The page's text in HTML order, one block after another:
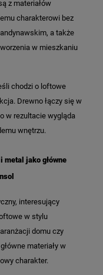
z materiałów
charakterowi bez
a także
w mieszkaniu
chodzi o loftowe
Drewno łączy się w
w rezultacie wygląda
wnętrzu.
jako główne
interesujący
w stylu
domu czy
materiały w
charakter.